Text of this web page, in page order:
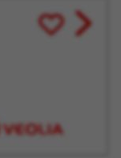
Enregistrer
pour
View
job